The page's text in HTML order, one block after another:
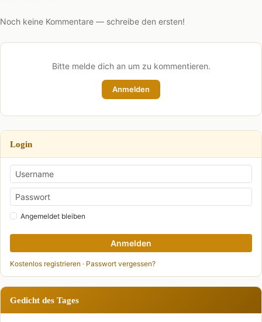
Noch keine Kommentare — schreibe den ersten!
Bitte melde dich an um zu kommentieren.
Anmelden
Login
Angemeldet bleiben
Anmelden
Kostenlos registrieren · Passwort vergessen?
Gedicht des Tages